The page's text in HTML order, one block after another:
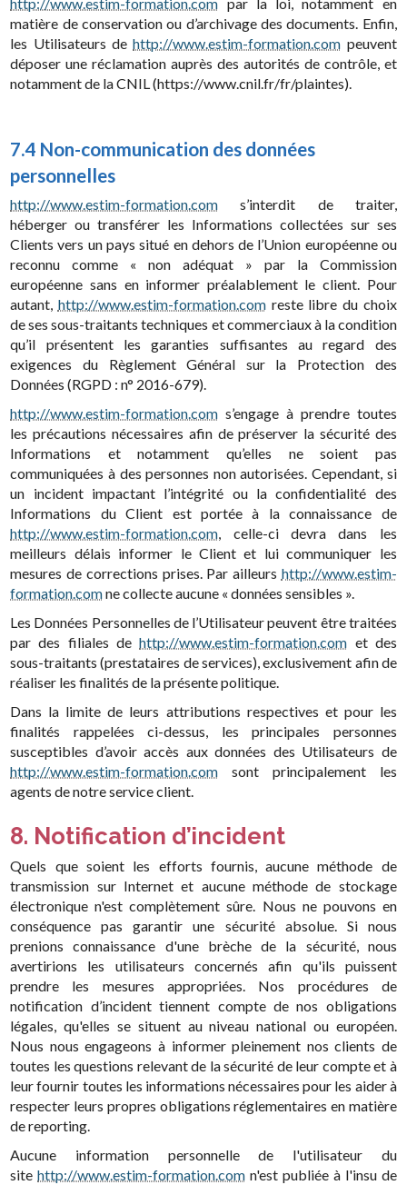
matière de conservation ou d’archivage des documents. Enfin,
les Utilisateurs dehttp://www.estim-formation.com peuvent
déposer une réclamation auprès des autorités de contrôle, et
notamment de la CNIL (https://www.cnil.fr/fr/plaintes).
7.4 Non-communication des données
personnelles
http://www.estim-formation.com s’interdit de traiter,
héberger ou transférer les Informations collectées sur ses
Clients vers un pays situé en dehors de l’Union européenne ou
reconnu comme « non adéquat » par la Commission
européenne sans en informer préalablement le client. Pour
autant, http://www.estim-formation.comreste libre du choix
de ses sous-traitants techniques et commerciaux à la condition
qu’il présentent les garanties suffisantes au regard des
exigences du Règlement Général sur la Protection des
Données (RGPD : n° 2016-679).
http://www.estim-formation.com s’engage à prendre toutes
les précautions nécessaires afin de préserver la sécurité des
Informations et notamment qu’elles ne soient pas
communiquées à des personnes non autorisées. Cependant, si
un incident impactant l’intégrité ou la confidentialité des
Informations du Client est portée à la connaissance de
http://www.estim-formation.com , celle-ci devra dans les
meilleurs délais informer le Client et lui communiquer les
mesures de corrections prises. Par ailleurs http://www.estim-
formation.comne collecte aucune « données sensibles ».
Les Données Personnelles de l’Utilisateur peuvent être traitées
par des filiales dehttp://www.estim-formation.com et des
sous-traitants (prestataires de services), exclusivement afin de
réaliser les finalités de la présente politique.
Dans la limite de leurs attributions respectives et pour les
finalités rappelées ci-dessus, les principales personnes
susceptibles d’avoir accès aux données des Utilisateurs de
http://www.estim-formation.com sont principalement les
agents de notre service client.
8. Notification d’incident
Quels que soient les efforts fournis, aucune méthode de
transmission sur Internet et aucune méthode de stockage
électronique n'est complètement sûre. Nous ne pouvons en
conséquence pas garantir une sécurité absolue. Si nous
prenions connaissance d'une brèche de la sécurité, nous
avertirions les utilisateurs concernés afin qu'ils puissent
prendre les mesures appropriées. Nos procédures de
notification d’incident tiennent compte de nos obligations
légales, qu'elles se situent au niveau national ou européen.
Nous nous engageons à informer pleinement nos clients de
toutes les questions relevant de la sécurité de leur compte et à
leur fournir toutes les informations nécessaires pour les aider à
respecter leurs propres obligations réglementaires en matière
de reporting.
Aucune information personnelle de l'utilisateur du
sitehttp://www.estim-formation.com n'est publiée à l'insu de